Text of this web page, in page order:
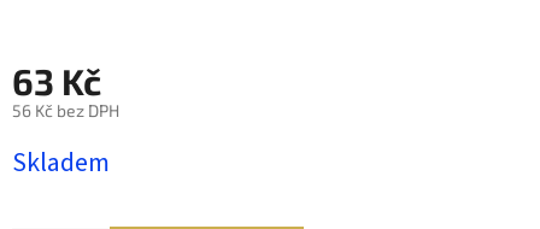
63 Kč
56 Kč bez DPH
cena:
Skladem